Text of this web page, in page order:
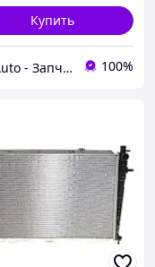
Купить
Zip Auto - Запчасти для микроавтобусов 100%